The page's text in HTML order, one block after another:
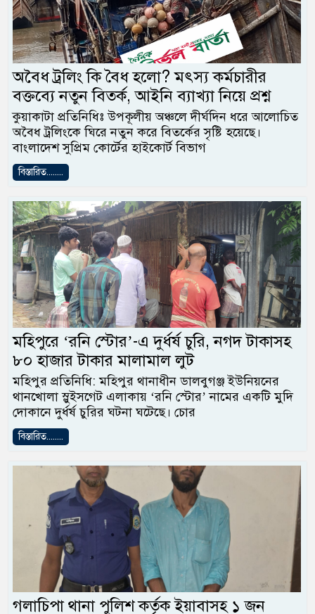
অবৈধ ট্রলিং কি বৈধ হলো? মৎস্য কর্মচারীর
বক্তব্যে নতুন বিতর্ক, আইনি ব্যাখ্যা নিয়ে প্রশ্ন
কুয়াকাটা প্রতিনিধিঃ উপকূলীয় অঞ্চলে দীর্ঘদিন ধরে আলোচিত
অবৈধ ট্রলিংকে ঘিরে নতুন করে বিতর্কের সৃষ্টি হয়েছে।
বাংলাদেশ সুপ্রিম কোর্টের হাইকোর্ট বিভাগ
বিস্তারিত........
মহিপুরে ‘রনি স্টোর’-এ দুর্ধর্ষ চুরি, নগদ টাকাসহ
৮০ হাজার টাকার মালামাল লুট
মহিপুর প্রতিনিধি: মহিপুর থানাধীন ডালবুগঞ্জ ইউনিয়নের
থানখোলা স্লুইসগেট এলাকায় ‘রনি স্টোর’ নামের একটি মুদি
দোকানে দুর্ধর্ষ চুরির ঘটনা ঘটেছে। চোর
বিস্তারিত........
গলাচিপা থানা পুলিশ কর্তৃক ইয়াবাসহ ১ জন